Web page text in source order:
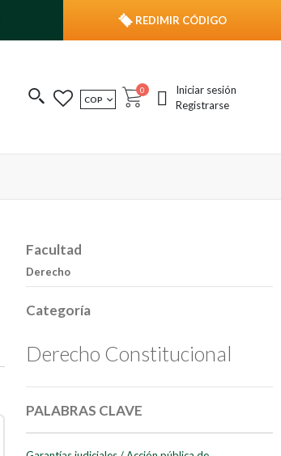
REDIMIR CÓDIGO
MONEDA
COP Cart
0 publicacionesIniciar sesión
Registrarse
Facultad
Derecho
Categoría
Derecho Constitucional
PALABRAS CLAVE